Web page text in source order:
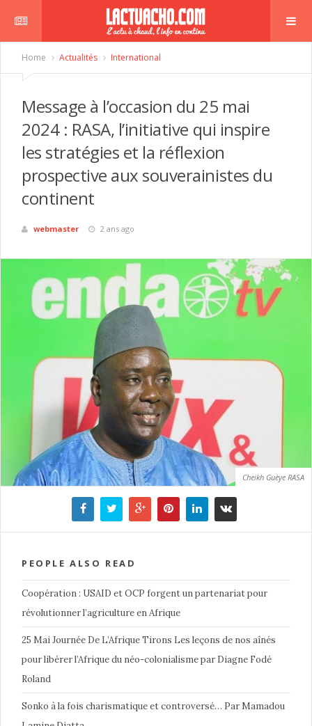
Home Actualités International
Message à l’occasion du 25 mai
2024 : RASA, l’initiative qui inspire
les stratégies et la réflexion
prospective aux souverainistes du
continent
webmaster 2 ans ago
Cheikh Guèye RASA
PEOPLE ALSO READ
Coopération : USAID et OCP forgent un partenariat pour
révolutionner l’agriculture en Afrique
25 Mai Journée De L’Afrique Tirons Les leçons de nos aînés
pour libérer l’Afrique du néo-colonialisme par Diagne Fodé
Roland
Sonko à la fois charismatique et controversé… Par Mamadou